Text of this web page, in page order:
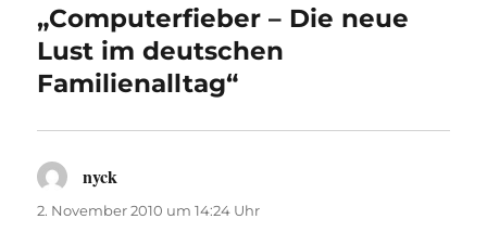
„Computerfieber – Die neue
Lust im deutschen
Familienalltag“
nyck
2. November 2010 um 14:24 Uhr